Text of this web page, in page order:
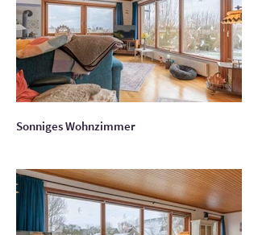
Sonniges Wohnzimmer